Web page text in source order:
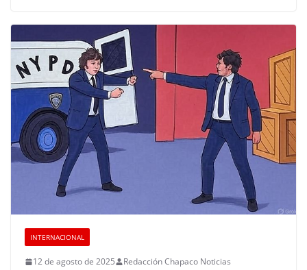
INTERNACIONAL
12 de agosto de 2025 Redacción Chapaco Noticias